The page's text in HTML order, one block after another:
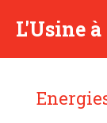
L'Usine à